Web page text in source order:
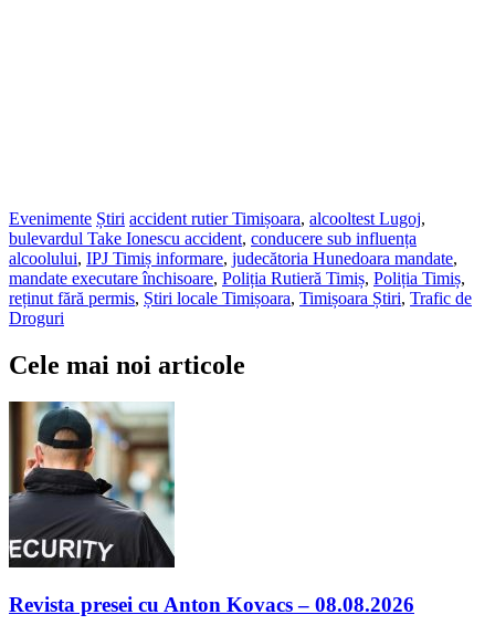
Evenimente Știri accident rutier Timișoara, alcooltest Lugoj,
bulevardul Take Ionescu accident, conducere sub influența
alcoolului, IPJ Timiș informare, judecătoria Hunedoara mandate,
mandate executare închisoare, Poliția Rutieră Timiș, Poliția Timiș,
reținut fără permis, Știri locale Timișoara, Timișoara Știri, Trafic de
Droguri
Cele mai noi articole
Revista presei cu Anton Kovacs – 08.08.2026